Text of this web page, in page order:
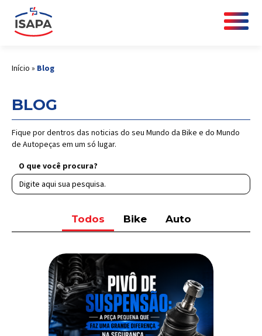
Início » Blog
BLOG
Fique por dentros das noticias do seu Mundo da Bike e do Mundo
de Autopeças em um só lugar.
O que você procura?
Todos Bike Auto